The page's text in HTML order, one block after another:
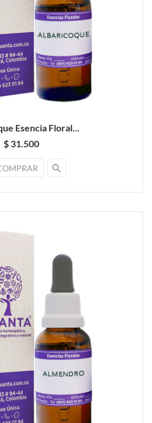
Esencia Floral...
$ 31.500
search